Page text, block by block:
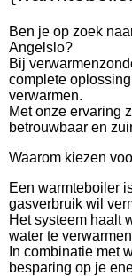
Ben je op zoek
Angelslo?
Bij
complete
verwarmen.
Met onze ervaring
betrouwbaar en
Waarom kiezen
Een warmteboiler
gasverbruik wil
Het systeem haalt
water te
In combinatie met
besparing op je